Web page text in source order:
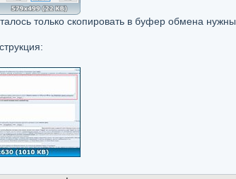
только скопировать в буфер обмена